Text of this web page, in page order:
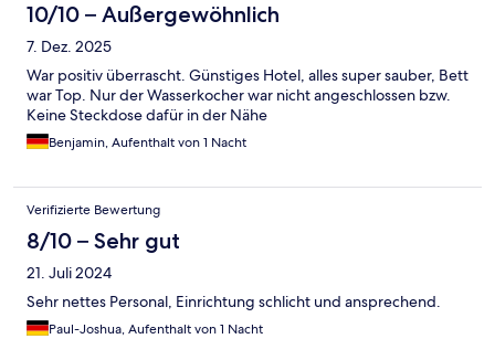
10/10 – Außergewöhnlich
7. Dez. 2025
War positiv überrascht. Günstiges Hotel, alles super sauber, Bett
war Top. Nur der Wasserkocher war nicht angeschlossen bzw.
Keine Steckdose dafür in der Nähe
Benjamin, Aufenthalt von 1 Nacht
Verifizierte Bewertung
8/10 – Sehr gut
21. Juli 2024
Sehr nettes Personal, Einrichtung schlicht und ansprechend.
Paul-Joshua, Aufenthalt von 1 Nacht